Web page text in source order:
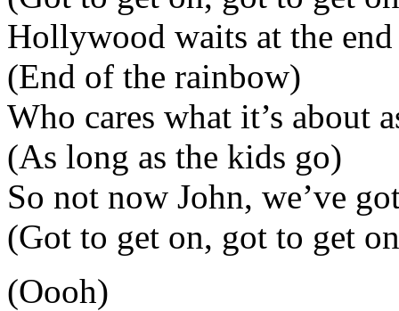
Hollywood waits at the
(End of the rainbow)
Who cares what it’s about
(As long as the kids go)
So not now John, we’ve
(Got to get on, got to get
(Oooh)